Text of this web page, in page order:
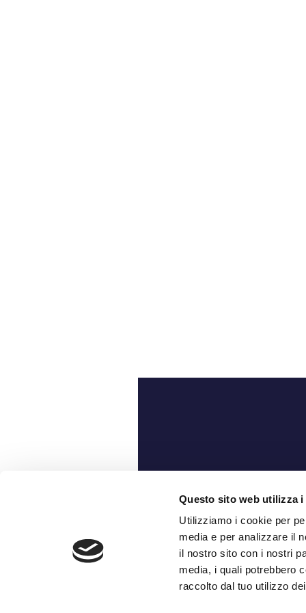
Questo sito web utilizza i
Utilizziamo i cookie per
media e per analizzare il
il nostro sito con i nostri
media, i quali potrebbero
raccolto dal tuo utilizzo